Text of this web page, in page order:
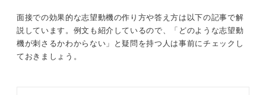
視点の切り替えをお伝えしたところ、言葉が整理され、
最終的に内定につながりました。
面接での効果的な志望動機の作り方や答え方は以下の記事で解
説しています。例文も紹介しているので、「どのような志望動
機が刺さるかわからない」と疑問を持つ人は事前にチェックし
ておきましょう。